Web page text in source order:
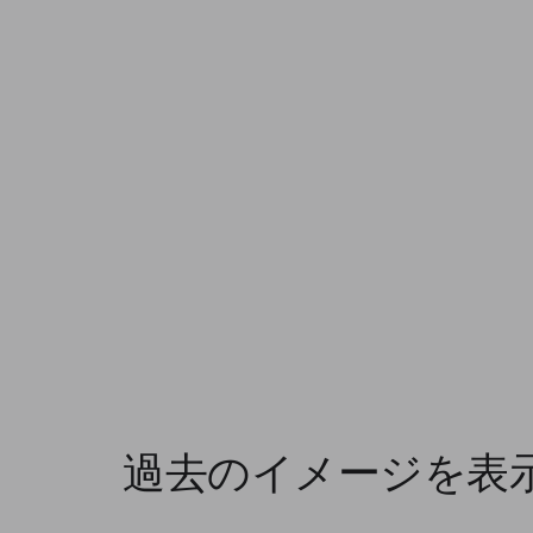
過去のイメージを表